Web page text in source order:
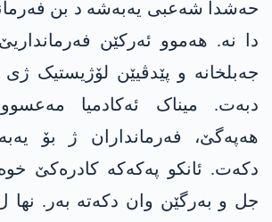
حەشدا شەعبی یەبەشە د بن
دا نە. ھەموو ئەرکێن
جەبلخانە و پێدڤیێن لۆژیستیک ژی
دبەت. میناک ئەکادمیا
ھەپەگێ، فەرمانداران ژ بۆ
دکەت. ئانکو پەکەکە کادرەکێ
جل و بەرگێن وان دکەتە بەر.